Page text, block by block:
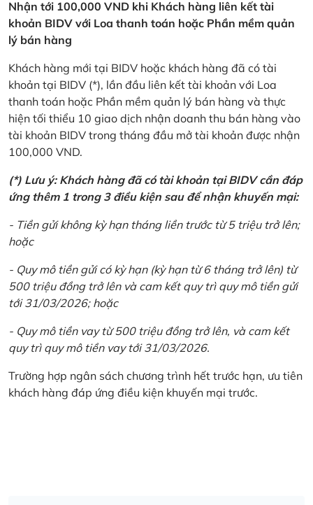
Nhận tới 100,000 VND khi Khách hàng liên kết tài
khoản BIDV với Loa thanh toán hoặc Phần mềm quản
lý bán hàng
Khách hàng mới tại BIDV hoặc khách hàng đã có tài
khoản tại BIDV (*), lần đầu liên kết tài khoản với Loa
thanh toán hoặc Phần mềm quản lý bán hàng và thực
hiện tối thiểu 10 giao dịch nhận doanh thu bán hàng vào
tài khoản BIDV trong tháng đầu mở tài khoản được nhận
100,000 VND.
(*) Lưu ý: Khách hàng đã có tài khoản tại BIDV cần đáp
ứng thêm 1 trong 3 điều kiện sau để nhận khuyến mại:
- Tiền gửi không kỳ hạn tháng liền trước từ 5 triệu trở lên;
hoặc
- Quy mô tiền gửi có kỳ hạn (kỳ hạn từ 6 tháng trở lên) từ
500 triệu đồng trở lên và cam kết quy trì quy mô tiền gửi
tới 31/03/2026; hoặc
- Quy mô tiền vay từ 500 triệu đồng trở lên, và cam kết
quy trì quy mô tiền vay tới 31/03/2026.
Trường hợp ngân sách chương trình hết trước hạn, ưu tiên
khách hàng đáp ứng điều kiện khuyến mại trước.